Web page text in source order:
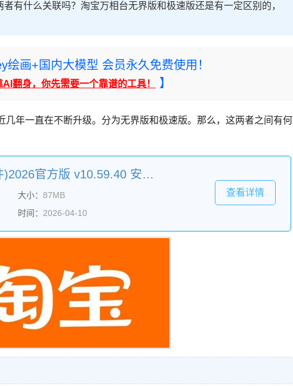
有什么关联吗？淘宝万相台无界版和极速版还是有一定区别的，
绘画+国内大模型 会员永久免费使用！
翻身，你先需要一个靠谱的工具！ 】
年一直在不断升级。分为无界版和极速版。那么，这两者之间有何
淘宝(淘宝网购物软件)2026官方版 v10.59.40 安卓最新版
大小： 87MB
时间： 2026-04-10
查看详情